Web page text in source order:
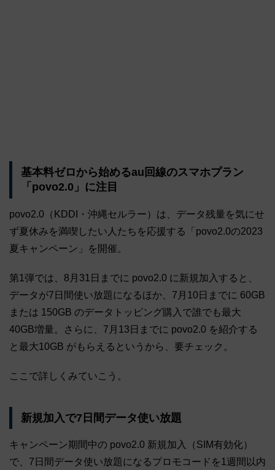
基本料ゼロから始めるau回線のスマホプラン
「povo2.0」に注目
povo2.0（KDDI・沖縄セルラー）は、データ残量を気にせ
ず夏休みを満喫したい人たちを応援する「povo2.0の2023
夏キャンペーン」を開催。
第1弾では、8月31日までに povo2.0 に新規加入すると、
データが7日間使い放題になるほか、7月10日までに 60GB
または 150GB のデータトッピング購入で誰でも最大
40GB増量。さらに、7月13日までに povo2.0 を紹介する
と最大10GB がもらえるというから、要チェック。
ここで詳しくみていこう。
新規加入で7日間データ使い放題
キャンペーン期間中の povo2.0 新規加入（SIM有効化）
で、7日間データ使い放題になるプロモコードを1週間以内